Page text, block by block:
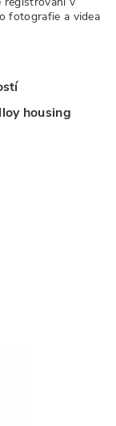
fotografie a videa
housing